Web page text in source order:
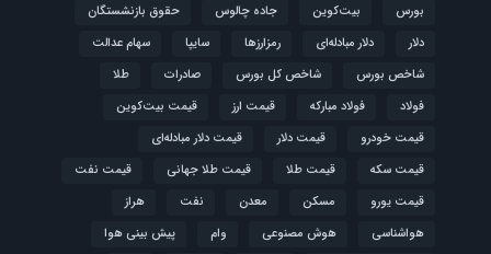
بورس
بیت‌کوین جاده چالوس
حقوق بازنشستگان
دلار
دلار مبادله‌ای رمزارزها سایپا
سهام عدالت
شاخص بورس
شاخص کل بورس صادرات
طلا
فولاد
فولاد مبارکه قیمت ارز
قیمت بیت‌کوین
قیمت خودرو
قیمت دلار
قیمت دلار مبادله‌ای
قیمت سکه
قیمت طلا قیمت طلا جهانی
قیمت نفت
قیمت یورو
مسکن معدن نفت
هراز
هواشناسی
هوش مصنوعی وام
پیش بینی هوا